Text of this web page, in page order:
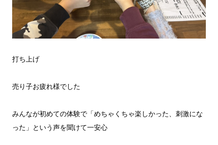
打ち上げ
売り子お疲れ様でした
みんなが初めての体験で「めちゃくちゃ楽しかった、刺激にな
った」という声を聞けて一安心